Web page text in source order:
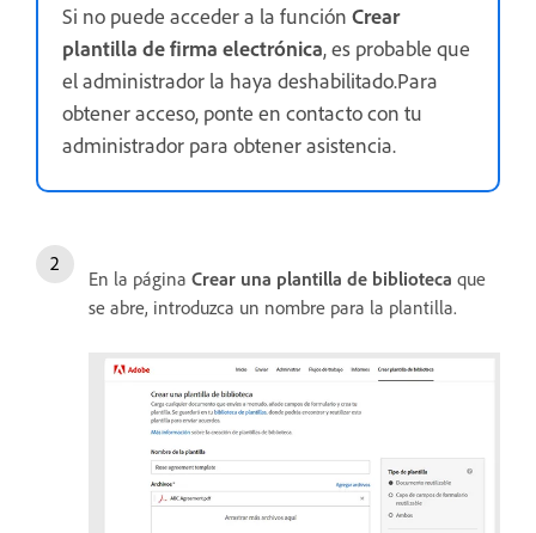
Si no puede acceder a la función Crear
plantilla de firma electrónica, es probable que
el administrador la haya deshabilitado.Para
obtener acceso, ponte en contacto con tu
administrador para obtener asistencia.
En la página Crear una plantilla de biblioteca que
se abre, introduzca un nombre para la plantilla.